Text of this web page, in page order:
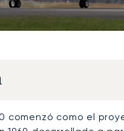
comenzó como el